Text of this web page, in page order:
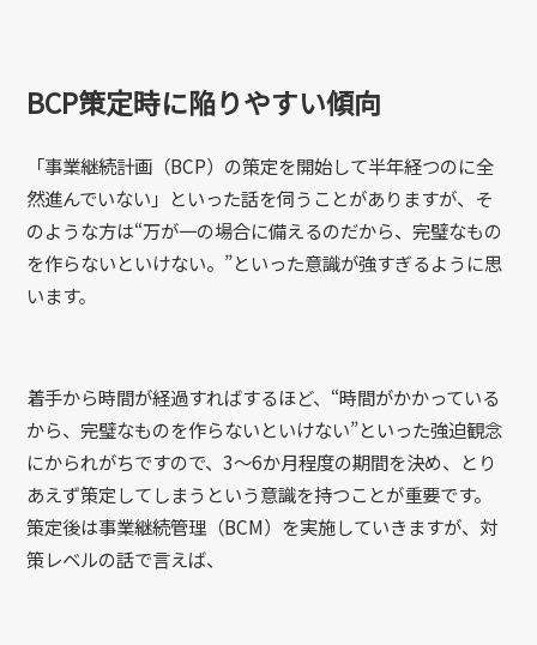
BCP策定時に陥りやすい傾向
「事業継続計画（BCP）の策定を開始して半年経つのに全
然進んでいない」といった話を伺うことがありますが、そ
のような方は“万が一の場合に備えるのだから、完璧なもの
を作らないといけない。”といった意識が強すぎるように思
います。
着手から時間が経過すればするほど、“時間がかかっている
から、完璧なものを作らないといけない”といった強迫観念
にかられがちですので、3～6か月程度の期間を決め、とり
あえず策定してしまうという意識を持つことが重要です。
策定後は事業継続管理（BCM）を実施していきますが、対
策レベルの話で言えば、